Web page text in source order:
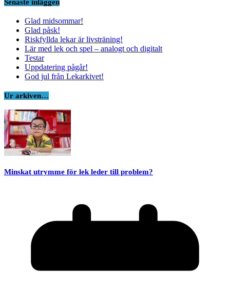
Senaste inläggen
Glad midsommar!
Glad påsk!
Riskfyllda lekar är livsträning!
Lär med lek och spel – analogt och digitalt
Testar
Uppdatering pågår!
God jul från Lekarkivet!
Ur arkiven…
Minskat utrymme för lek leder till problem?